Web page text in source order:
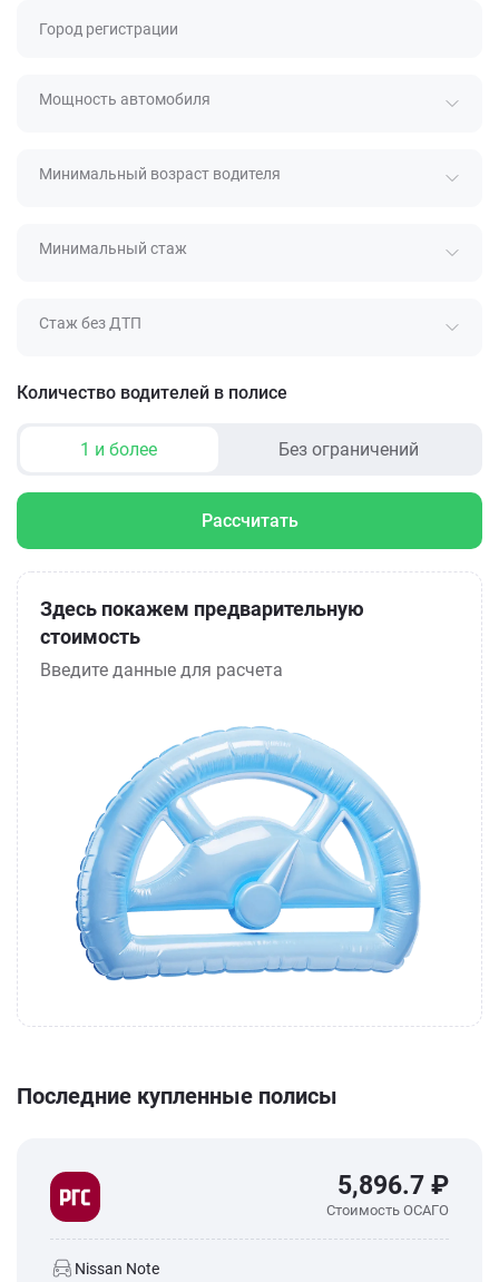
Город регистрации
Мощность автомобиля
Минимальный возраст водителя
Минимальный стаж
Стаж без ДТП
Количество водителей в полисе
1 и более Без ограничений
Рассчитать
Здесь покажем предварительную
стоимость
Введите данные для расчета
Последние купленные полисы
5,896.7 ₽
Стоимость ОСАГО
Nissan Note